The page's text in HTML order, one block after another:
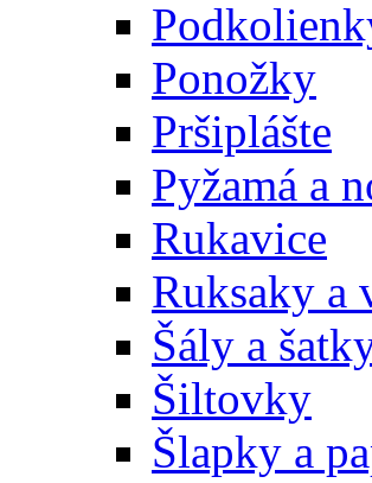
Ponožky
Pršiplášte
Pyžamá a
Rukavice
Ruksaky a
Šály a
Šiltovky
Šlapky a